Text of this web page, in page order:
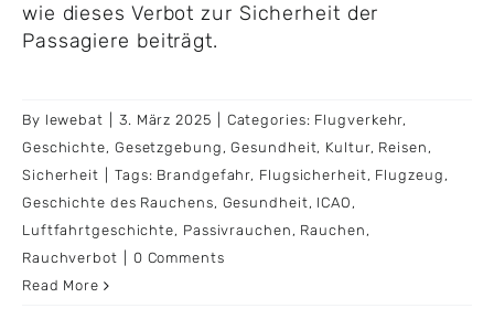
wie dieses Verbot zur Sicherheit der
Passagiere beiträgt.
By lewebat 3. März 2025 Categories: Flugverkehr,
Geschichte, Gesetzgebung ,Gesundheit, Kultur, Reisen ,
Sicherheit
Tags: Brandgefahr, Flugsicherheit, Flugzeug ,
Geschichte des Rauchens, Gesundheit, ICAO ,
Luftfahrtgeschichte, Passivrauchen , Rauchen ,
Rauchverbot
0 Comments
Read More